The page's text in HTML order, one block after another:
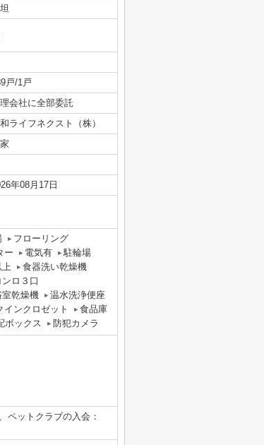
戸/1戸
会社に全部委託
ライフネクスト（株）
年08月17日
フローリング
ー 電気有
駐輪場
上
食器洗い乾燥機
ンロ３口
室乾燥機
温水洗浄便座
インクロゼット
食品庫
ボックス 防犯カメラ
ペットクラブの入会：